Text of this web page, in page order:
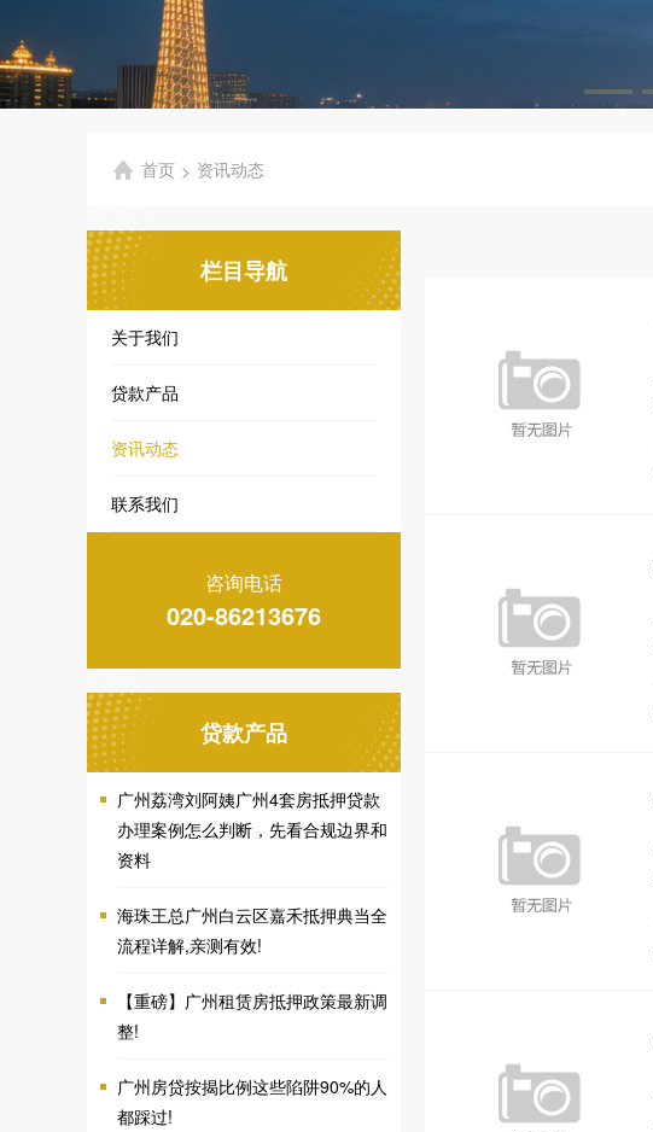
首页 > 资讯动态
栏目导航
关于我们
贷款产品
资讯动态
联系我们
咨询电话
020-86213676
贷款产品
广州荔湾刘阿姨广州4套房抵押贷款
办理案例怎么判断，先看合规边界和
资料
海珠王总广州白云区嘉禾抵押典当全
流程详解,亲测有效!
【重磅】广州租赁房抵押政策最新调
整!
广州房贷按揭比例这些陷阱90%的人
都踩过!